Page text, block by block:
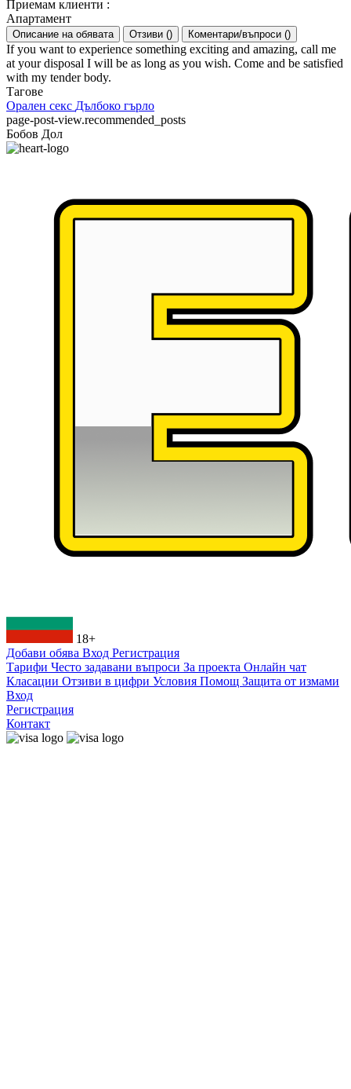
Приемам клиенти :
Апартамент
Описание на обявата Отзиви () Коментари/въпроси ()
If you want to experience something exciting and amazing, call me
at your disposal I will be as long as you wish. Come and be satisfied
with my tender body.
Тагове
Орален секс Дълбоко гърло
page-post-view.recommended_posts
Бобов Дол
18+
Добави обява Вход Регистрация
Тарифи Често задавани въпроси За проекта Онлайн чат
Класации Отзиви в цифри Условия Помощ Защита от измами
Вход
Регистрация
Контакт